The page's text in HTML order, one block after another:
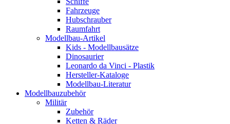
Fahrzeuge
Hubschrauber
Raumfahrt
Modellbau-Artikel
Kids - Modellbausätze
Dinosaurier
Leonardo da Vinci - Plastik
Hersteller-Kataloge
Modellbau-Literatur
Modellbauzubehör
Militär
Zubehör
Ketten & Räder